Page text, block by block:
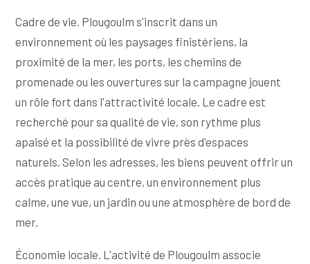
Cadre de vie. Plougoulm s'inscrit dans un
environnement où les paysages finistériens, la
proximité de la mer, les ports, les chemins de
promenade ou les ouvertures sur la campagne jouent
un rôle fort dans l'attractivité locale. Le cadre est
recherché pour sa qualité de vie, son rythme plus
apaisé et la possibilité de vivre près d'espaces
naturels. Selon les adresses, les biens peuvent offrir un
accès pratique au centre, un environnement plus
calme, une vue, un jardin ou une atmosphère de bord de
mer.
Économie locale. L'activité de Plougoulm associe